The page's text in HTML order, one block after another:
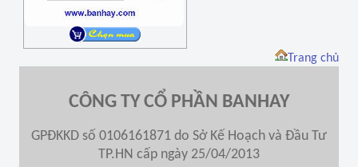
Trang chủ
CÔNG TY CỔ PHẦN BANHAY
GPĐKKD số 0106161871 do Sở Kế Hoạch và Đầu Tư
TP.HN cấp ngày 25/04/2013